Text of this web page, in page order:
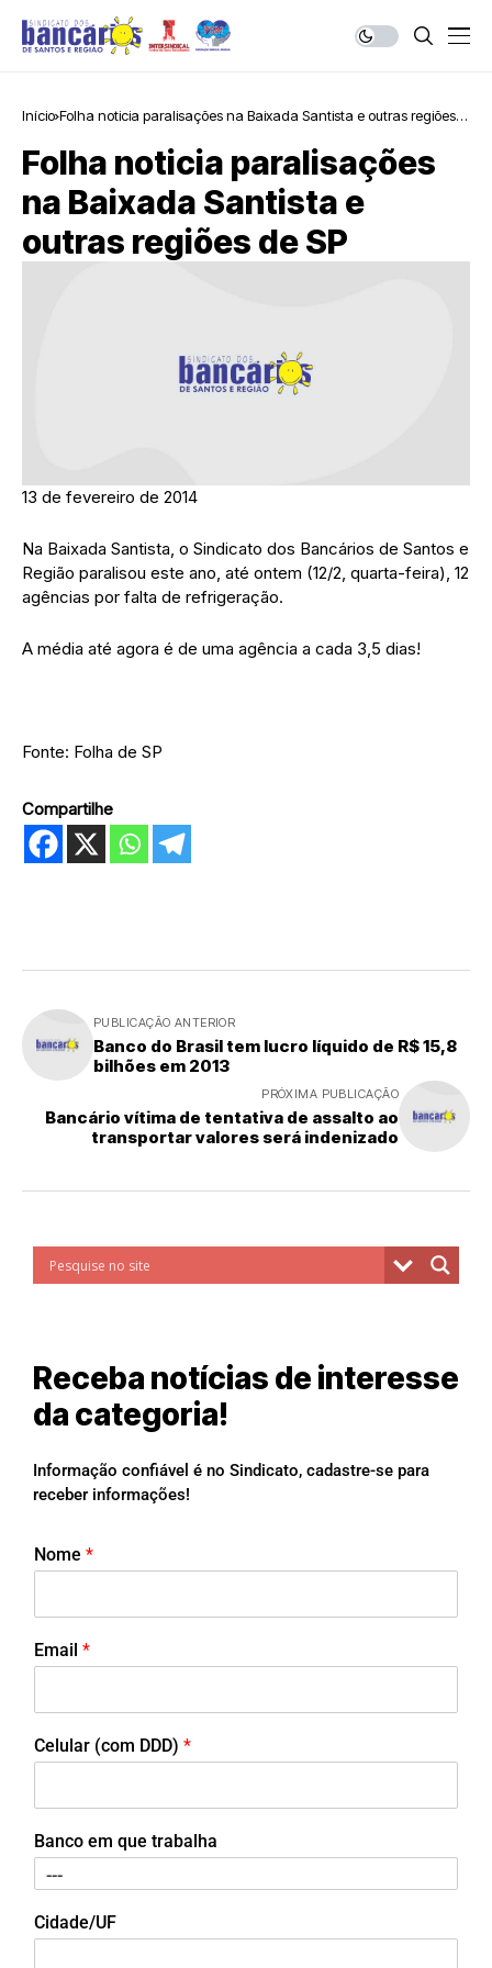
Início Folha noticia paralisações na Baixada Santista e outras regiões
Folha noticia paralisações
na Baixada Santista e
outras regiões de SP
13 de fevereiro de 2014
Na Baixada Santista, o Sindicato dos Bancários de Santos e
Região paralisou este ano, até ontem (12/2, quarta-feira), 12
agências por falta de refrigeração.
A média até agora é de uma agência a cada 3,5 dias!
Fonte: Folha de SP
Compartilhe
PUBLICAÇÃO ANTERIOR
Banco do Brasil tem lucro líquido de R$ 15,8
bilhões em 2013
PRÓXIMA PUBLICAÇÃO
Bancário vítima de tentativa de assalto ao
transportar valores será indenizado
Receba notícias de interesse
da categoria!
Informação confiável é no Sindicato, cadastre-se para
receber informações!
Nome *
Email *
Celular (com DDD) *
Banco em que trabalha
Cidade/UF